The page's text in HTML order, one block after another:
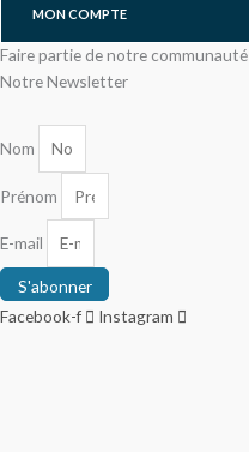
MON COMPTE
Faire partie de notre communauté
Notre Newsletter
Nom
Prénom
E-mail
S'abonner
Facebook-f
Instagram